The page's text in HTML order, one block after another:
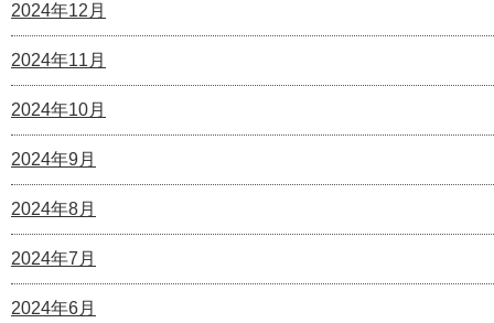
2024年12月
2024年11月
2024年10月
2024年9月
2024年8月
2024年7月
2024年6月